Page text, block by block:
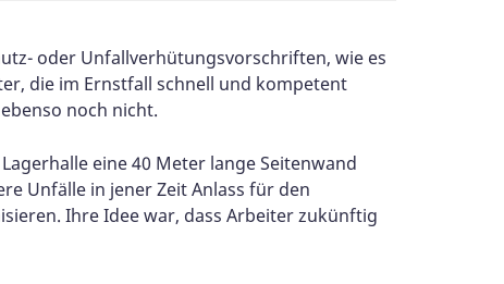
oder Unfallverhütungsvorschriften, wie es
die im Ernstfall schnell und kompetent
noch nicht.
eine 40 Meter lange Seitenwand
Unfälle in jener Zeit Anlass für den
Ihre Idee war, dass Arbeiter zukünftig